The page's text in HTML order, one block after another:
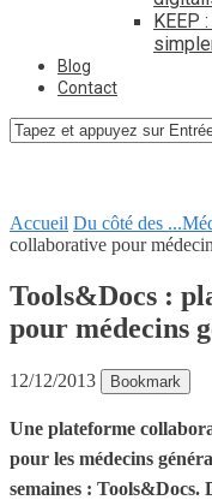
KEEP
Blog
Contact
Accueil Du côté des ...
collaborative pour
Tools&Docs :
pour médecins
12/12/2013 Bookmark
Une plateforme
pour les médecins
semaines : Tools&Docs.